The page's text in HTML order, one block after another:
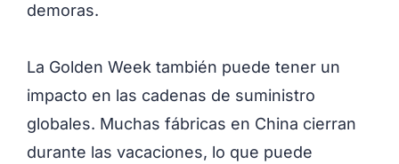
demoras.
La Golden Week también puede tener un
impacto en las cadenas de suministro
globales. Muchas fábricas en China cierran
durante las vacaciones, lo que puede